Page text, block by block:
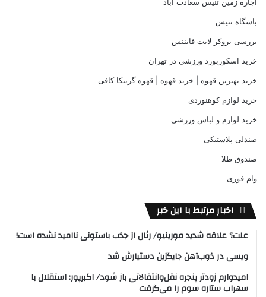
باشگاه تنیس
بررسی بروکر لایت فایننس
خرید اسکوربورد ورزشی در تهران
خرید بهترین قهوه | خرید قهوه | قهوه گرنیکا کافی
خرید لوازم کوهنوردی
خرید لوازم و لباس ورزشی
صندلی پلاستیکی
صندوق طلا
وام فوری
اخبار مرتبط با این خبر
علت؟ علاقه شدید مورینیو/ رئال از جذب باستونی ناامید نشده است!
ویسی در ذوب‌آهن جایگزین دستیارش شد
امیدوارم زودتر پنجره نقل‌وانتقالاتی باز شود/ اکبرپور: استقلال با
سهراب ستاره سوم را می‌گرفت